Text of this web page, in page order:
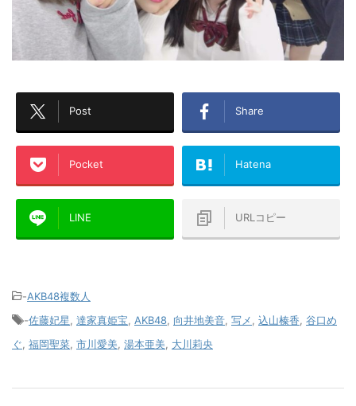
Post Share
Pocket Hatena
LINE URLコピー
-AKB48複数人
-佐藤妃星 達家真姫宝 AKB48 向井地美音 写メ 込山榛香 谷口め
ぐ 福岡聖菜 市川愛美 湯本亜美 大川莉央